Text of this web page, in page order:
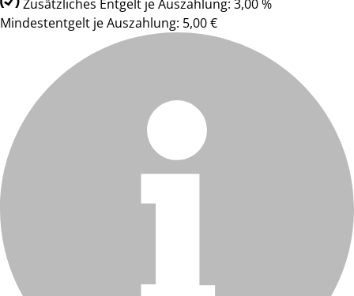
Zusätzliches Entgelt je Auszahlung: 3,00 %
Mindestentgelt je Auszahlung: 5,00 €